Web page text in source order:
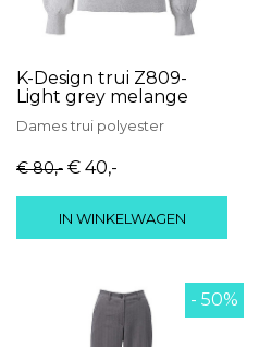
K-Design trui Z809-
Light grey melange
Damestrui polyester
€ 80,- € 40,-
IN WINKELWAGEN
- 50%